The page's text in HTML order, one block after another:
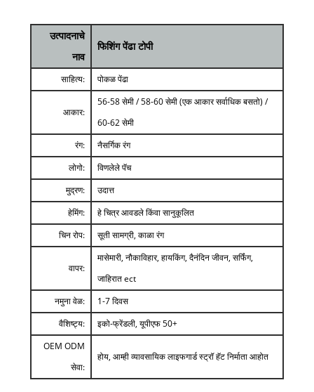
उत्पादनाचे
नाव
फिशिंग पेंढा टोपी
साहित्य: पोकळ पेंढा
आकार:
56-58 सेमी / 58-60 सेमी (एक आकार सर्वाधिक बसतो) /
60-62 सेमी
रंग:
नैसर्गिक रंग
लोगो:
विणलेले पॅच
मुद्रण:
उदात्त
हेमिंग:
हे चित्र आवडले किंवा सानुकूलित
चिन रोप:
सूती सामग्री, काळा रंग
वापर:
मासेमारी, नौकाविहार, हायकिंग, दैनंदिन जीवन, सर्फिंग,
जाहिरात ect
नमुना वेळ:
1-7 दिवस
वैशिष्ट्य:
इको-फ्रेंडली, यूपीएफ 50+
OEM ODM
सेवा:
होय, आम्ही व्यावसायिक लाइफगार्ड स्ट्रॉ हॅट निर्माता आहोत